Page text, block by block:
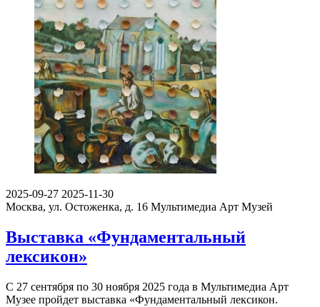
2025-09-27 2025-11-30
Москва, ул. Остоженка, д. 16 Мультимедиа Арт Музей
Выставка «Фундаментальный
лексикон»
С 27 сентября по 30 ноября 2025 года в Мультимедиа Арт
Музее пройдет выставка «Фундаментальный лексикон.